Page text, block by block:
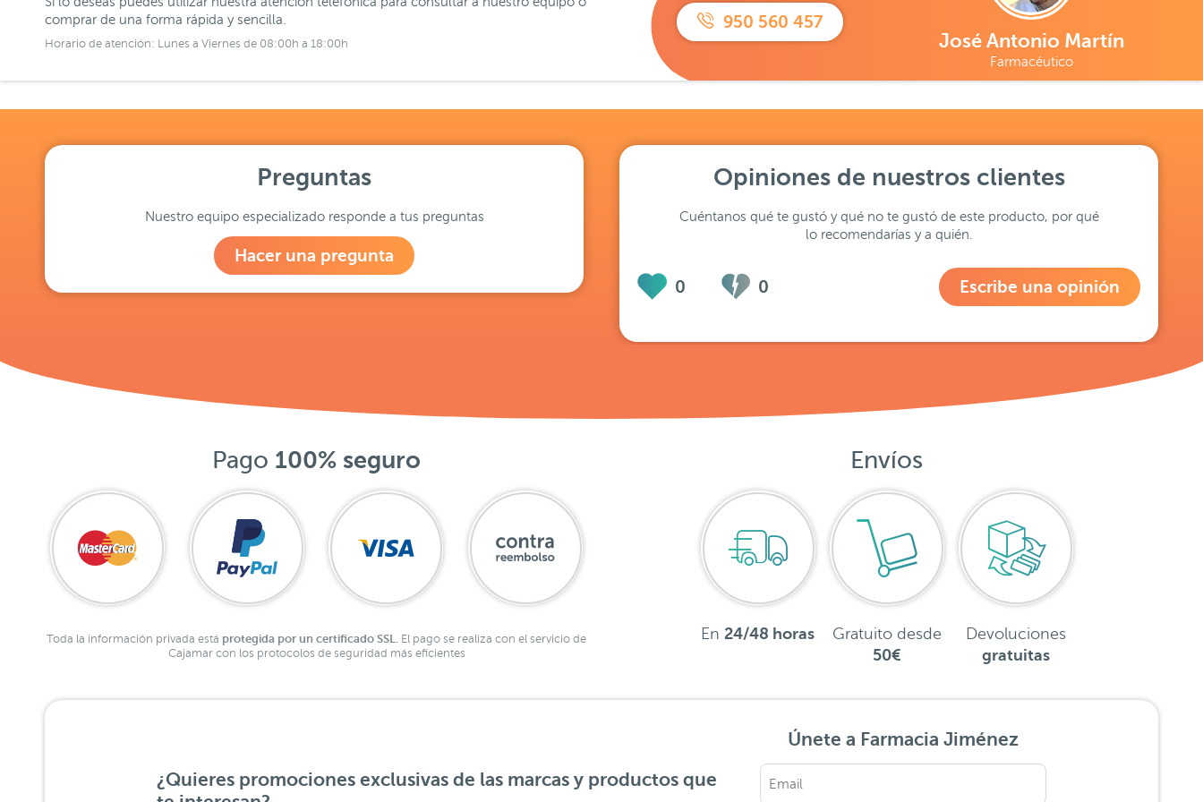
comprar de una forma rápida y sencilla.
Horario de atención: Lunes a Viernes de 08:00h a 18:00h
950 560 457
José Antonio Martín
Farmacéutico
Preguntas
Nuestro equipo especializado responde a tus preguntas
Hacer una pregunta
Opiniones de nuestros clientes
Cuéntanos qué te gustó y qué no te gustó de este producto, por qué
lo recomendarías y a quién.
0 0 Escribe una opinión
Pago 100% seguro
Toda la información privada está protegida por un certificado SSL.
El pago se realiza con el servicio de
Cajamar con los protocolos de seguridad más eficientes
Envíos
En 24/48 horas
Gratuito desde
50€
Devoluciones
gratuitas
¿Quieres promociones exclusivas de las marcas y productos que
Únete a Farmacia Jiménez